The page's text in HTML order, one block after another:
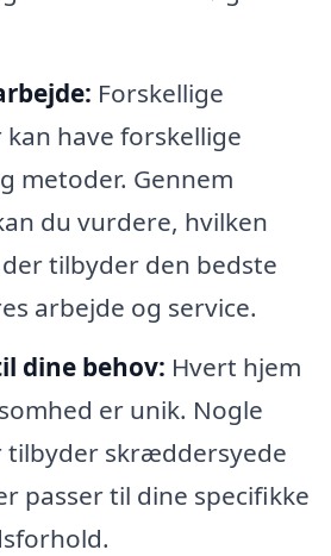
Forskellige
have forskellige
metoder. Gennem
du vurdere, hvilken
tilbyder den bedste
arbejde og service.
dine behov: Hvert hjem
er unik. Nogle
tilbyder skræddersyede
passer til dine specifikke